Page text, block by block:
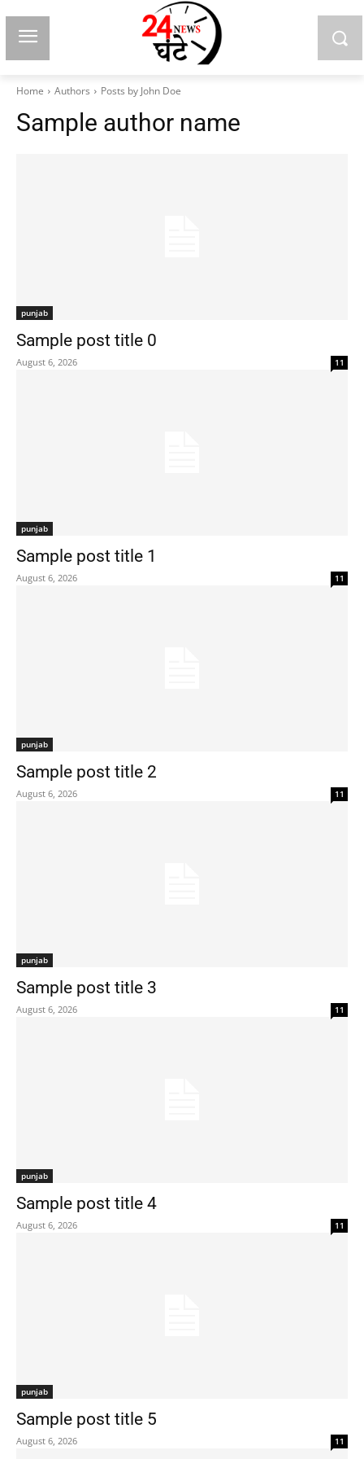
Home Authors Posts by John Doe
Sample author name
punjab
Sample post title 0
August 6, 2026 11
punjab
Sample post title 1
August 6, 2026 11
punjab
Sample post title 2
August 6, 2026 11
punjab
Sample post title 3
August 6, 2026 11
punjab
Sample post title 4
August 6, 2026 11
punjab
Sample post title 5
August 6, 2026 11